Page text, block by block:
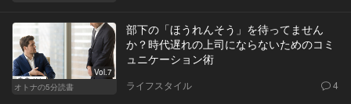
Vol.7
オトナの5分読書
部下の「ほうれんそう」を待ってません
か？時代遅れの上司にならないためのコミ
ュニケーション術
ライフスタイル 4